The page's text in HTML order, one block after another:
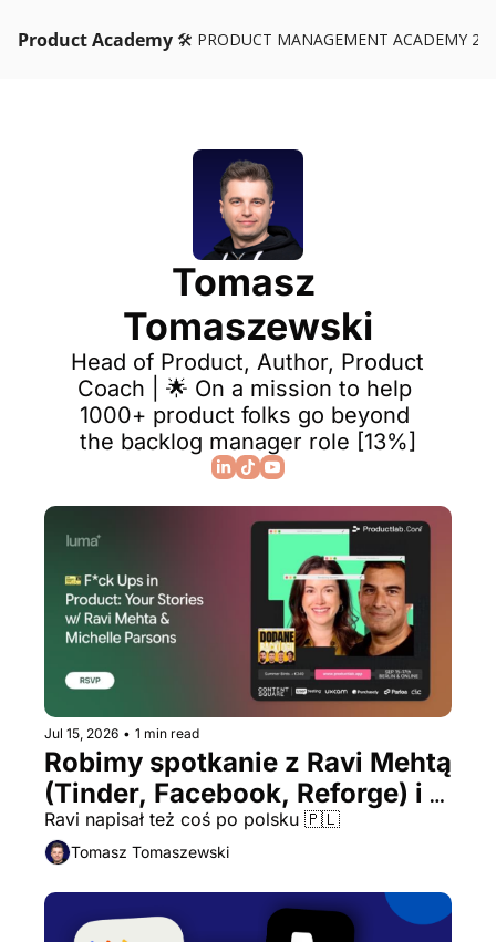
Product Academy 🛠️ PRODUCT MANAGEMENT ACADEMY 26
Tomasz
Tomaszewski
Head of Product, Author, Product
Coach | 🌟 On a mission to help
1000+ product folks go beyond
the backlog manager role [13%]
Jul 15, 2026 • 1 min read
Robimy spotkanie z Ravi Mehtą
(Tinder, Facebook, Reforge) i
Michelle Parsons (Spotify,
Netflix i Hinge) 🤯
Ravi napisał też coś po polsku 🇵🇱
Tomasz Tomaszewski